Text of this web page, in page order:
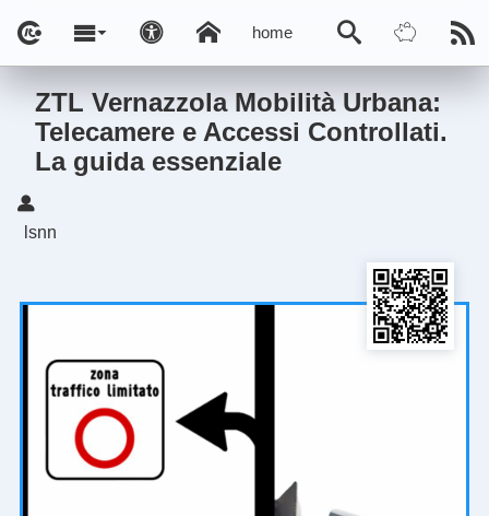
home
ZTL Vernazzola Mobilità Urbana:
Telecamere e Accessi Controllati.
La guida essenziale
lsnn